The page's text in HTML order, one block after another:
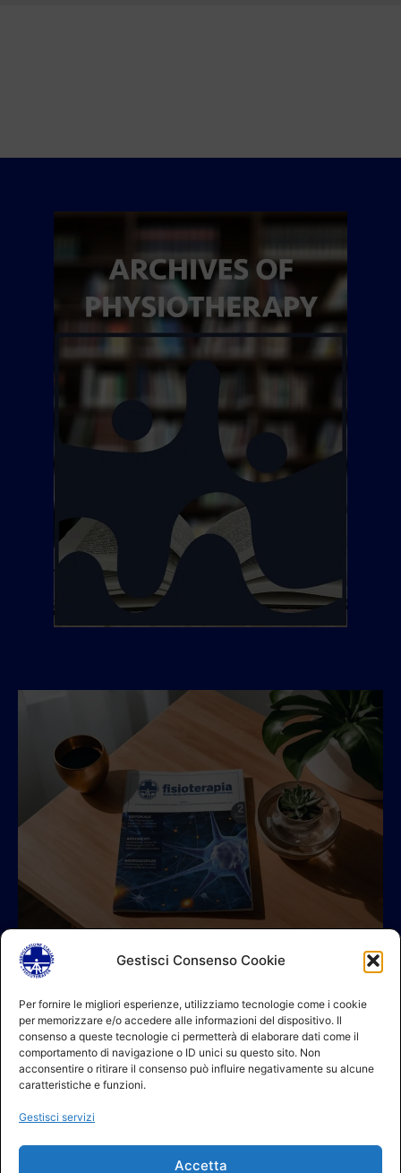
Gestisci Consenso Cookie
Per fornire le migliori esperienze, utilizziamo tecnologie come i cookie
per memorizzare e/o accedere alle informazioni del dispositivo. Il
consenso a queste tecnologie ci permetterà di elaborare dati come il
comportamento di navigazione o ID unici su questo sito. Non
acconsentire o ritirare il consenso può influire negativamente su alcune
caratteristiche e funzioni.
Gestisci servizi
Accetta
Contatti
GDPR Informativa (sito)
GDPR Informativa (soci)
GDPR Informativa (moduli)